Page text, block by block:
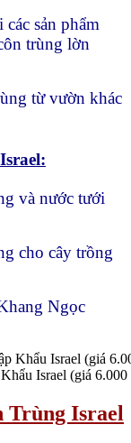
sản phẩm
trùng lờn
từ vườn khác
và nước tưới
cho cây trồng
Ngọc
Israel (giá 6.000
Trùng Israel